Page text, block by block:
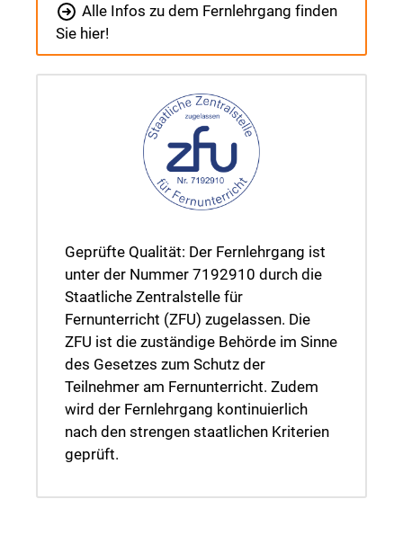
Alle Infos zu dem Fernlehrgang finden
Sie hier!
Geprüfte Qualität: Der Fernlehrgang ist
unter der Nummer 7192910 durch die
Staatliche Zentralstelle für
Fernunterricht (ZFU) zugelassen. Die
ZFU ist die zuständige Behörde im Sinne
des Gesetzes zum Schutz der
Teilnehmer am Fernunterricht. Zudem
wird der Fernlehrgang kontinuierlich
nach den strengen staatlichen Kriterien
geprüft.